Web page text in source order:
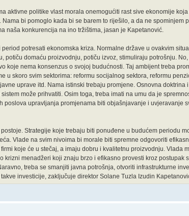
aktivne politike vlast morala onemogućiti rast sive ekonomije
bi pomoglo kada bi se barem to riješilo, a da ne spominjem
naša konkurencija na ino tržištima, jasan je Kapetanović.
potresati ekonomska kriza. Normalne države u ovakvim
potiču domaću proizvodnju, potiču izvoz, stimuliraju potrošnju.
koje nema konsenzus o svojoj budućnosti. Taj ambijent treba
u skoro svim sektorima: reformu socijalnog sektora, reformu
uprave itd. Nama istinski trebaju promjene. Osnovna
može prihvatiti. Osim toga, treba imati na umu da je
poslova upravljanja promjenama biti objašnjavanje i uvjeravanje
Strategije koje trebaju biti ponuđene u budućem periodu
Vlade na svim nivoima bi morale biti spremne odgovoriti
koje će u stečaj, a imaju dobru i kvalitetnu proizvodnju. Vlada
krizni menadžeri koji znaju brzo i efikasno provesti kroz postupak
treba se smanjiti javna potrošnja, otvoriti infrastrukturne
investicije, zaključuje direktor Solane Tuzla Izudin